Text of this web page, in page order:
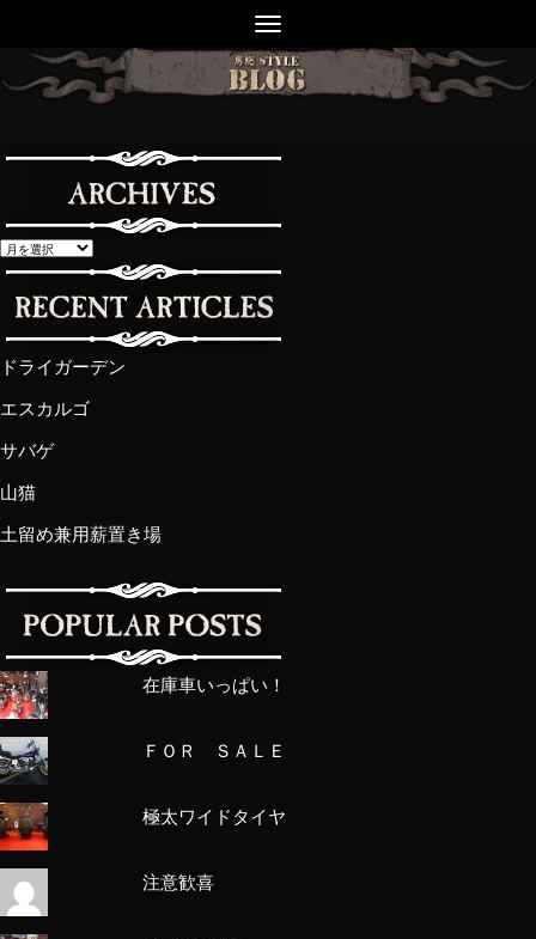
ドライガーデン
エスカルゴ
サバゲ
山猫
土留め兼用薪置き場
在庫車いっぱい！
ＦＯＲ ＳＡＬＥ
極太ワイドタイヤ
注意歓喜